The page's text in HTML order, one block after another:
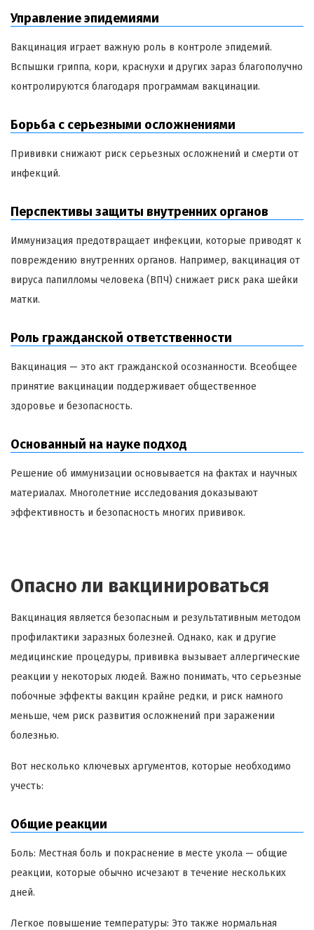
Управление эпидемиями
Вакцинация играет важную роль в контроле эпидемий.
Вспышки гриппа, кори, краснухи и других зараз благополучно
контролируются благодаря программам вакцинации.
Борьба с серьезными осложнениями
Прививки снижают риск серьезных осложнений и смерти от
инфекций.
Перспективы защиты внутренних органов
Иммунизация предотвращает инфекции, которые приводят к
повреждению внутренних органов. Например, вакцинация от
вируса папилломы человека (ВПЧ) снижает риск рака шейки
матки.
Роль гражданской ответственности
Вакцинация — это акт гражданской осознанности. Всеобщее
принятие вакцинации поддерживает общественное
здоровье и безопасность.
Основанный на науке подход
Решение об иммунизации основывается на фактах и научных
материалах. Многолетние исследования доказывают
эффективность и безопасность многих прививок.
Опасно ли вакцинироваться
Вакцинация является безопасным и результативным методом
профилактики заразных болезней. Однако, как и другие
медицинские процедуры, прививка вызывает аллергические
реакции у некоторых людей. Важно понимать, что серьезные
побочные эффекты вакцин крайне редки, и риск намного
меньше, чем риск развития осложнений при заражении
болезнью.
Вот несколько ключевых аргументов, которые необходимо
учесть:
Общие реакции
Боль: Местная боль и покраснение в месте укола — общие
реакции, которые обычно исчезают в течение нескольких
дней.
Легкое повышение температуры: Это также нормальная